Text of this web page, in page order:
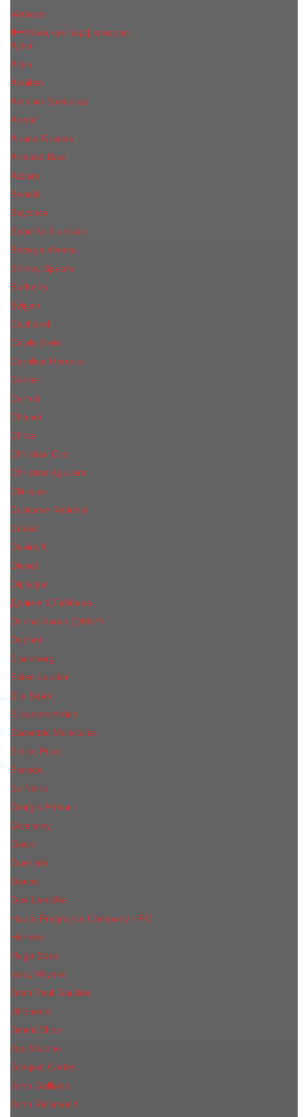
Versace
Женская парфюмерия
Ajmal
Alaia
Annifen
Antonio Banderas
Armaf
Ariana Grande
Armand Basi
Azzaro
Benefit
Beyonce
Bond № 9 unisex
Bottega Veneta
Britney Spears
Burberry
Bvlgari
Cacharel
Calvin Klein
Carolina Herrera
Cartier
Cerruti
Сhanеl
Chloe
Christian Dior
Christina Aguilera
Сliniquе
Costume National
Creed
Davidoff
Diesel
Diptyque
Дольче & Габбана
Donna Karan (DKNY)
Dupont
Eisenberg
Еsteе Lаudеr
Elie Saab
Elizabeth Arden
Escentric Molecules
Emilio Pucci
Escada
Ex Nihilo
Giorgio Armani
Givenchy
Gucci
Guerlain
Guess
Guy Laroche
Haute Fragrance Company HFC
Hermes
Hugo Boss
Issey Miyake
Jean Paul Gaultier
Jil Sander
Jimmi Choo
Jое Malоnе
Joaquin Cortes
John Galliano
John Richmond